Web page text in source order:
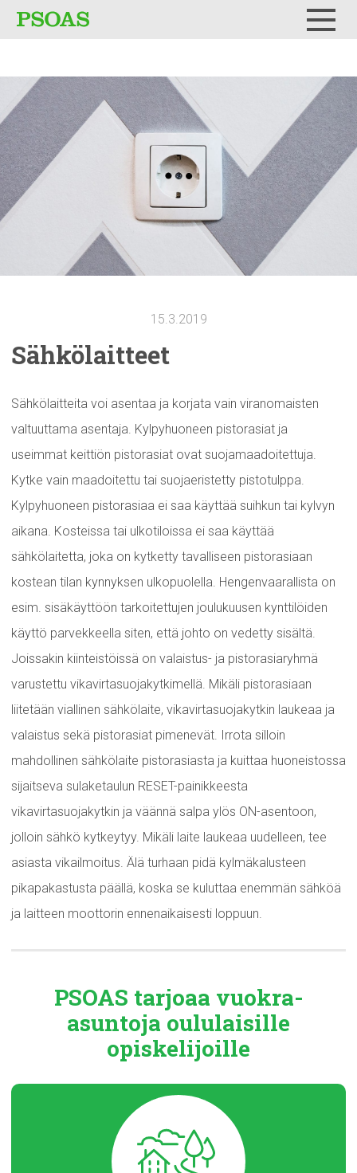
15.3.2019
Sähkölaitteet
Sähkölaitteita voi asentaa ja korjata vain viranomaisten
valtuuttama asentaja. Kylpyhuoneen pistorasiat ja
useimmat keittiön pistorasiat ovat suojamaadoitettuja.
Kytke vain maadoitettu tai suojaeristetty pistotulppa.
Kylpyhuoneen pistorasiaa ei saa käyttää suihkun tai kylvyn
aikana. Kosteissa tai ulkotiloissa ei saa käyttää
sähkölaitetta, joka on kytketty tavalliseen pistorasiaan
kostean tilan kynnyksen ulkopuolella. Hengenvaarallista on
esim. sisäkäyttöön tarkoitettujen joulukuusen kynttilöiden
käyttö parvekkeella siten, että johto on vedetty sisältä.
Joissakin kiinteistöissä on valaistus- ja pistorasiaryhmä
varustettu vikavirtasuojakytkimellä. Mikäli pistorasiaan
liitetään viallinen sähkölaite, vikavirtasuojakytkin laukeaa ja
valaistus sekä pistorasiat pimenevät. Irrota silloin
mahdollinen sähkölaite pistorasiasta ja kuittaa huoneistossa
sijaitseva sulaketaulun RESET-painikkeesta
vikavirtasuojakytkin ja väännä salpa ylös ON-asentoon,
jolloin sähkö kytkeytyy. Mikäli laite laukeaa uudelleen, tee
asiasta vikailmoitus. Älä turhaan pidä kylmäkalusteen
pikapakastusta päällä, koska se kuluttaa enemmän sähköä
ja laitteen moottorin ennenaikaisesti loppuun.
PSOAS tarjoaa vuokra-
asuntoja oululaisille
opiskelijoille